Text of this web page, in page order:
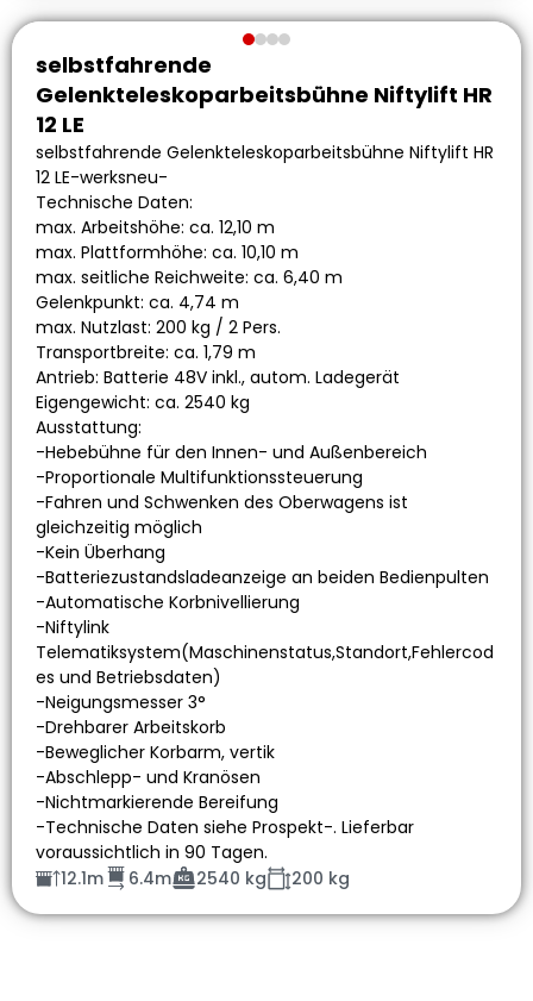
selbstfahrende
Gelenkteleskoparbeitsbühne Niftylift HR
12 LE
selbstfahrende Gelenkteleskoparbeitsbühne Niftylift HR
12 LE-werksneu-
Technische Daten:
max. Arbeitshöhe: ca. 12,10 m
max. Plattformhöhe: ca. 10,10 m
max. seitliche Reichweite: ca. 6,40 m
Gelenkpunkt: ca. 4,74 m
max. Nutzlast: 200 kg / 2 Pers.
Transportbreite: ca. 1,79 m
Antrieb: Batterie 48V inkl., autom. Ladegerät
Eigengewicht: ca. 2540 kg
Ausstattung:
-Hebebühne für den Innen- und Außenbereich
-Proportionale Multifunktionssteuerung
-Fahren und Schwenken des Oberwagens ist
gleichzeitig möglich
-Kein Überhang
-Batteriezustandsladeanzeige an beiden Bedienpulten
-Automatische Korbnivellierung
-Niftylink
Telematiksystem(Maschinenstatus,Standort,Fehlercod
es und Betriebsdaten)
-Neigungsmesser 3°
-Drehbarer Arbeitskorb
-Beweglicher Korbarm, vertik
-Abschlepp- und Kranösen
-Nichtmarkierende Bereifung
-Technische Daten siehe Prospekt-. Lieferbar
voraussichtlich in 90 Tagen.
12.1m
6.4m 2540 kg 200 kg